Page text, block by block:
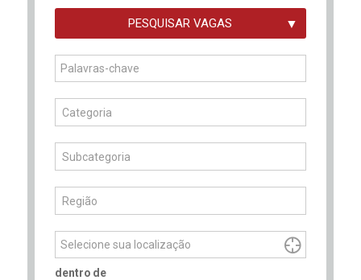
PESQUISAR VAGAS
Comece
a
digitar
para
encontrar
sugestões.
Categoria
Subcategoria
Região

dentro de